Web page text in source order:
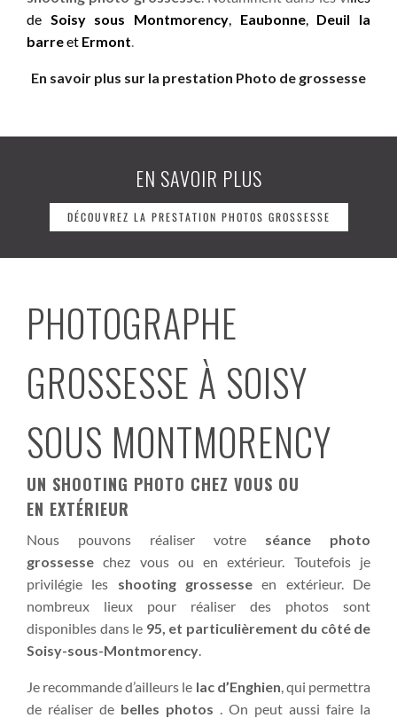
de Soisy sous Montmorency, Eaubonne, Deuil la
barreet Ermont.
En savoir plus sur la prestation Photo de grossesse
EN SAVOIR PLUS
DÉCOUVREZ LA PRESTATION PHOTOS GROSSESSE
PHOTOGRAPHE
GROSSESSE À SOISY
SOUS MONTMORENCY
UN SHOOTING PHOTO CHEZ VOUS OU
EN EXTÉRIEUR
Nous pouvons réaliser votre séance photo
grossesse chez vous ou en extérieur. Toutefois je
privilégie les shooting grossesseen extérieur. De
nombreux lieux pour réaliser des photos sont
disponibles dans le 95, et particulièrement du côté de
Soisy-sous-Montmorency
Je recommande d’ailleurs le lac d’Enghien , qui permettra
de réaliser de belles photos . On peut aussi faire la